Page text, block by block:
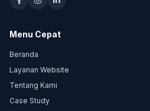
Menu Cepat
Beranda
Layanan Website
Tentang Kami
Case Study